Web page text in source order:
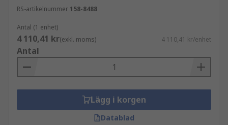
RS-artikelnummer 158-8488
Antal (1 enhet)
4 110,41 kr(exkl. moms) 4 110,41 kr/enhet
Antal
Lägg i korgen
Datablad